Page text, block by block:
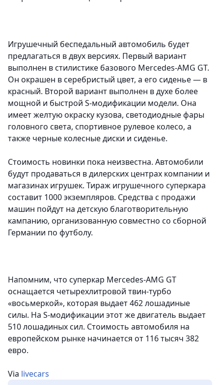
Игрушечный беспедальный автомобиль будет
предлагаться в двух версиях. Первый вариант
выполнен в стилистике базового Mercedes-AMG GT.
Он окрашен в серебристый цвет, а его сиденье — в
красный. Второй вариант выполнен в духе более
мощной и быстрой S-модификации модели. Она
имеет желтую окраску кузова, светодиодные фары
головного света, спортивное рулевое колесо, а
также черные колесные диски и сиденье.
Стоимость новинки пока неизвестна. Автомобили
будут продаваться в дилерских центрах компании и
магазинах игрушек. Тираж игрушечного суперкара
составит 1000 экземпляров. Средства с продажи
машин пойдут на детскую благотворительную
кампанию, организованную совместно со сборной
Германии по футболу.
Напомним, что суперкар Mercedes-AMG GT
оснащается четырехлитровой твин-турбо
«восьмеркой», которая выдает 462 лошадиные
силы. На S-модификации этот же двигатель выдает
510 лошадиных сил. Стоимость автомобиля на
европейском рынке начинается от 116 тысяч 382
евро.
Via livecars